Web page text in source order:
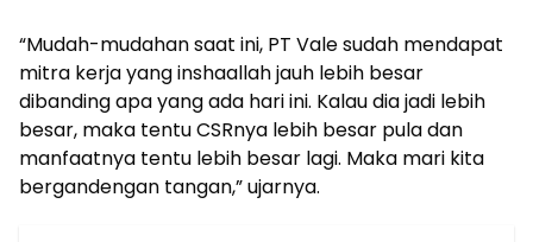
“Mudah-mudahan saat ini, PT Vale sudah mendapat
mitra kerja yang inshaallah jauh lebih besar
dibanding apa yang ada hari ini. Kalau dia jadi lebih
besar, maka tentu CSRnya lebih besar pula dan
manfaatnya tentu lebih besar lagi. Maka mari kita
bergandengan tangan,” ujarnya.